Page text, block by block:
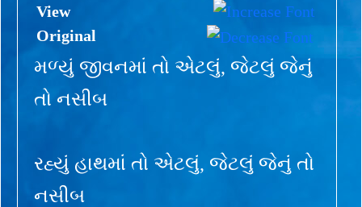
View
Original
મળ્યું જીવનમાં તો એટલું, જેટલું જેનું
તો નસીબ
રહ્યું હાથમાં તો એટલું, જેટલું જેનું તો
નસીબ